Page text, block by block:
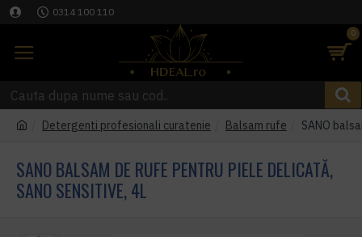
0314 100 110
0
Detergenti profesionali curatenie Balsam rufe SANO
SANO BALSAM DE RUFE PENTRU PIELE DELICATĂ,
SANO SENSITIVE, 4L